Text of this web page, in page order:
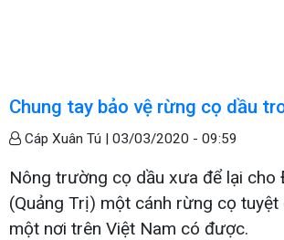
Chung tay bảo vệ rừng cọ dầu
Cáp Xuân Tú | 03/03/2020 - 09:59
Nông trường cọ dầu xưa để lại cho
(Quảng Trị) một cánh rừng cọ tuyệt
một nơi trên Việt Nam có được.